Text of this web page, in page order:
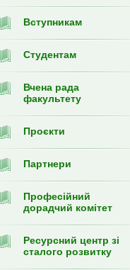
Вступникам
Студентам
Вчена рада
факультету
Проєкти
Партнери
Професійний
дорадчий комітет
Ресурсний центр зі
сталого розвитку